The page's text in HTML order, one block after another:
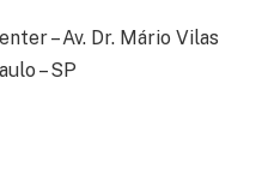
– Av. Dr. Mário Vilas
– SP